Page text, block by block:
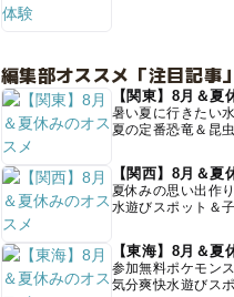
編集部オススメ「注目記事」
【関東】8月＆夏
暑い夏に行きたい
夏の定番恐竜＆昆
【関西】8月＆夏
夏休みの思い出作
水遊びスポット＆
【東海】8月＆夏
参加無料ポケモン
気分爽快水遊びス